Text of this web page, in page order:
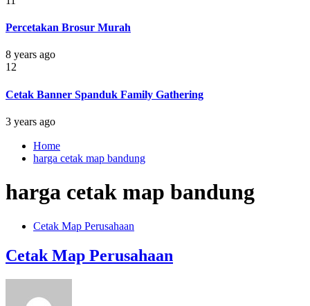
Percetakan Brosur Murah
8 years ago
12
Cetak Banner Spanduk Family Gathering
3 years ago
Home
harga cetak map bandung
harga cetak map bandung
Cetak Map Perusahaan
Cetak Map Perusahaan